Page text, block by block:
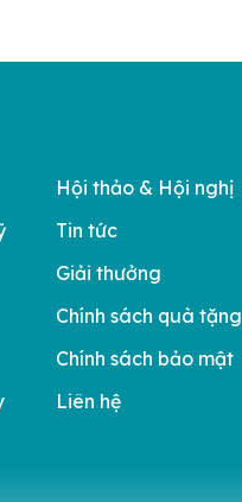
Hội thảo & Hội nghị
Tin tức
Giải thưởng
Chính sách quà tặng
Chính sách bảo mật
Liên hệ